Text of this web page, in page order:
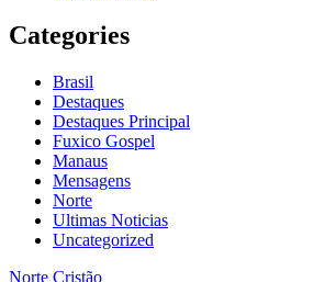
Categories
Brasil
Destaques
Destaques Principal
Fuxico Gospel
Manaus
Mensagens
Norte
Ultimas Noticias
Uncategorized
Norte Cristão